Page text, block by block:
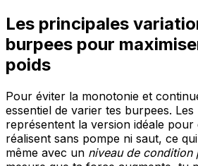
Les principales
burpees pour
poids
Pour éviter la monotonie et
essentiel de varier tes burpees.
représentent la version idéale pour
réalisent sans pompe ni saut, ce
même avec un niveau de condition